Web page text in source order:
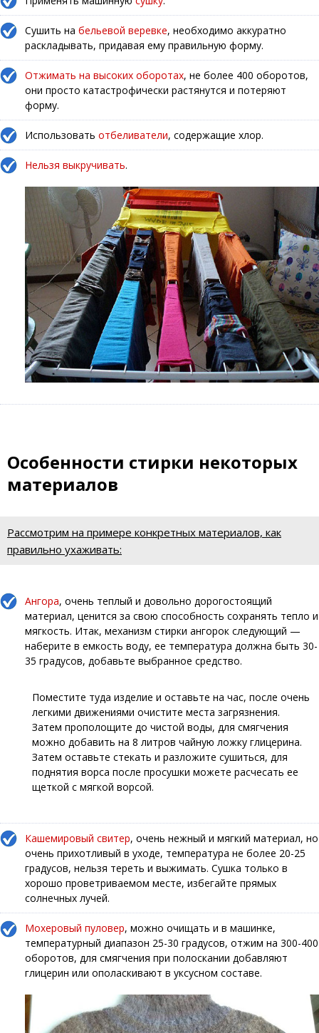
Сушить на бельевой веревке, необходимо аккуратно
раскладывать, придавая ему правильную форму.
Отжимать на высоких оборотах, не более 400 оборотов,
они просто катастрофически растянутся и потеряют
форму.
Использовать отбеливатели, содержащие хлор.
Нельзя выкручивать.
Особенности стирки некоторых
материалов
Рассмотрим на примере конкретных материалов, как
правильно ухаживать:
Ангора, очень теплый и довольно дорогостоящий
материал, ценится за свою способность сохранять тепло и
мягкость. Итак, механизм стирки ангорок следующий —
наберите в емкость воду, ее температура должна быть 30-
35 градусов, добавьте выбранное средство.
Поместите туда изделие и оставьте на час, после очень
легкими движениями очистите места загрязнения.
Затем прополощите до чистой воды, для смягчения
можно добавить на 8 литров чайную ложку глицерина.
Затем оставьте стекать и разложите сушиться, для
поднятия ворса после просушки можете расчесать ее
щеткой с мягкой ворсой.
Кашемировый свитер, очень нежный и мягкий материал, но
очень прихотливый в уходе, температура не более 20-25
градусов, нельзя тереть и выжимать. Сушка только в
хорошо проветриваемом месте, избегайте прямых
солнечных лучей.
Мохеровый пуловер, можно очищать и в машинке,
температурный диапазон 25-30 градусов, отжим на 300-400
оборотов, для смягчения при полоскании добавляют
глицерин или ополаскивают в уксусном составе.